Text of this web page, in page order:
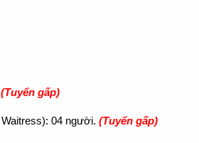
(Tuyển gấp)
04 người. (Tuyển gấp)